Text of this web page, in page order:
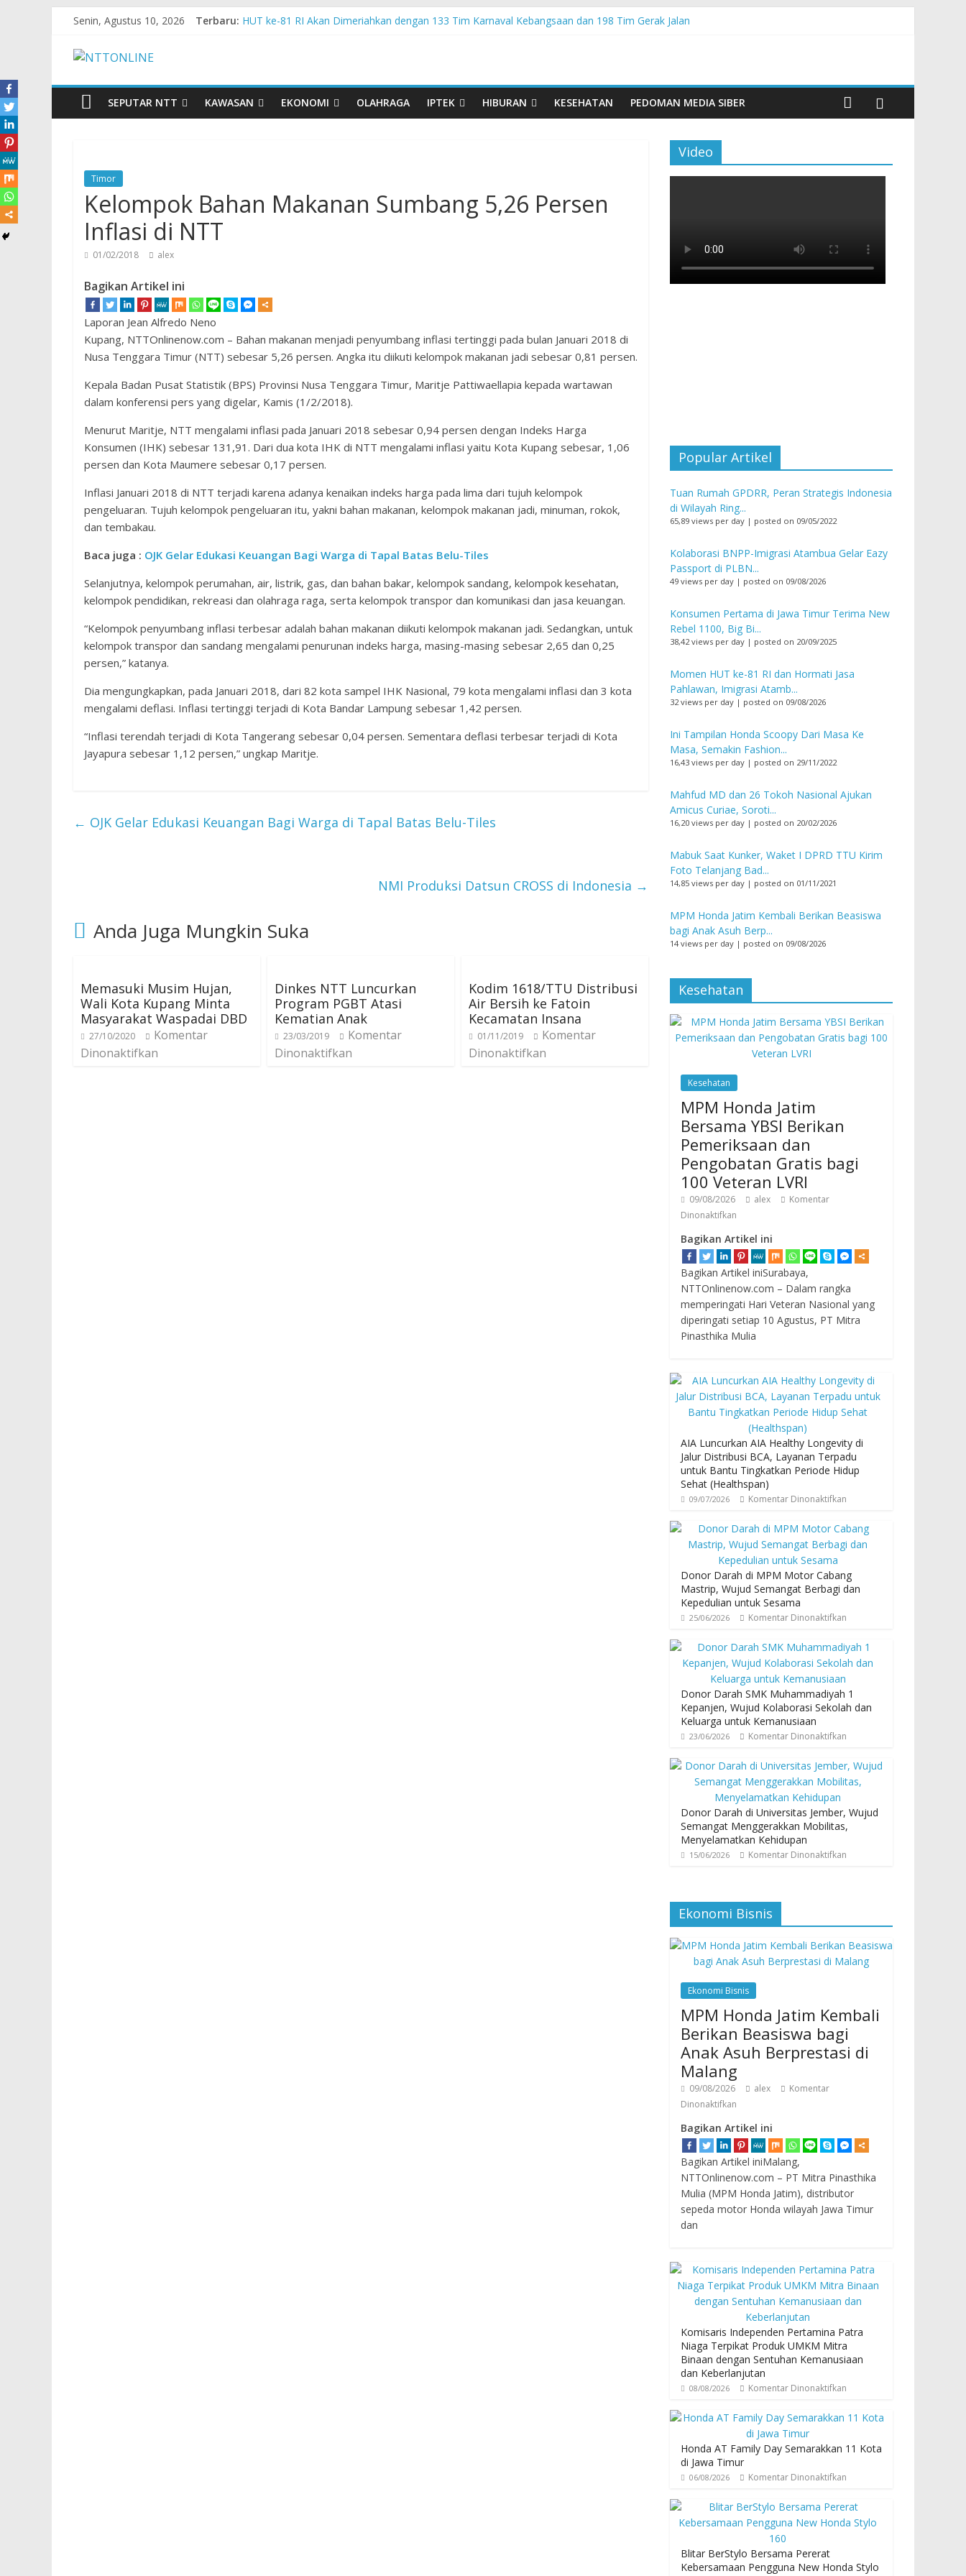
Senin, Agustus 10, 2026 Terbaru: HUT ke-81 RI Akan Dimeriahkan dengan 133 Tim Karnaval Kebangsaan dan 198 Tim Gerak Jalan
Cross Border, Belu Garda Terdepan NKRI, Harus Jadi Pusat Pertumbuhan Pariwisata
SEPUTAR NTT
KAWASAN EKONOMI OLAHRAGA IPTEK HIBURAN KESEHATAN PEDOMAN MEDIA SIBER
Timor
Kelompok Bahan Makanan Sumbang 5,26 Persen
Inflasi di NTT
01/02/2018 alex
Bagikan Artikel ini
Laporan Jean Alfredo Neno
Kupang, NTTOnlinenow.com – Bahan makanan menjadi penyumbang inflasi tertinggi pada bulan Januari 2018 di
Nusa Tenggara Timur (NTT) sebesar 5,26 persen. Angka itu diikuti kelompok makanan jadi sebesar 0,81 persen.
Kepala Badan Pusat Statistik (BPS) Provinsi Nusa Tenggara Timur, Maritje Pattiwaellapia kepada wartawan
dalam konferensi pers yang digelar, Kamis (1/2/2018).
Menurut Maritje, NTT mengalami inflasi pada Januari 2018 sebesar 0,94 persen dengan Indeks Harga
Konsumen (IHK) sebesar 131,91. Dari dua kota IHK di NTT mengalami inflasi yaitu Kota Kupang sebesar, 1,06
persen dan Kota Maumere sebesar 0,17 persen.
Inflasi Januari 2018 di NTT terjadi karena adanya kenaikan indeks harga pada lima dari tujuh kelompok
pengeluaran. Tujuh kelompok pengeluaran itu, yakni bahan makanan, kelompok makanan jadi, minuman, rokok,
dan tembakau.
Baca juga : OJK Gelar Edukasi Keuangan Bagi Warga di Tapal Batas Belu-Tiles
Selanjutnya, kelompok perumahan, air, listrik, gas, dan bahan bakar, kelompok sandang, kelompok kesehatan,
kelompok pendidikan, rekreasi dan olahraga raga, serta kelompok transpor dan komunikasi dan jasa keuangan.
“Kelompok penyumbang inflasi terbesar adalah bahan makanan diikuti kelompok makanan jadi. Sedangkan, untuk
kelompok transpor dan sandang mengalami penurunan indeks harga, masing-masing sebesar 2,65 dan 0,25
persen,” katanya.
Dia mengungkapkan, pada Januari 2018, dari 82 kota sampel IHK Nasional, 79 kota mengalami inflasi dan 3 kota
mengalami deflasi. Inflasi tertinggi terjadi di Kota Bandar Lampung sebesar 1,42 persen.
“Inflasi terendah terjadi di Kota Tangerang sebesar 0,04 persen. Sementara deflasi terbesar terjadi di Kota
Jayapura sebesar 1,12 persen,” ungkap Maritje.
← OJK Gelar Edukasi Keuangan Bagi Warga di Tapal Batas Belu-Tiles
NMI Produksi Datsun CROSS di Indonesia →
Anda Juga Mungkin Suka
Memasuki Musim Hujan,
Wali Kota Kupang Minta
Masyarakat Waspadai DBD
27/10/2020
Komentar
Dinonaktifkan
Dinkes NTT Luncurkan
Program PGBT Atasi
Kematian Anak
23/03/2019
Komentar
Dinonaktifkan
Kodim 1618/TTU Distribusi
Air Bersih ke Fatoin
Kecamatan Insana
01/11/2019
Komentar
Dinonaktifkan
Video
Popular Artikel
Tuan Rumah GPDRR, Peran Strategis Indonesia
di Wilayah Ring...
65,89 views per day | posted on 09/05/2022
Kolaborasi BNPP-Imigrasi Atambua Gelar Eazy
Passport di PLBN...
49 views per day | posted on 09/08/2026
Konsumen Pertama di Jawa Timur Terima New
Rebel 1100, Big Bi...
38,42 views per day | posted on 20/09/2025
Momen HUT ke-81 RI dan Hormati Jasa
Pahlawan, Imigrasi Atamb...
32 views per day | posted on 09/08/2026
Ini Tampilan Honda Scoopy Dari Masa Ke
Masa, Semakin Fashion...
16,43 views per day | posted on 29/11/2022
Mahfud MD dan 26 Tokoh Nasional Ajukan
Amicus Curiae, Soroti...
16,20 views per day | posted on 20/02/2026
Mabuk Saat Kunker, Waket I DPRD TTU Kirim
Foto Telanjang Bad...
14,85 views per day | posted on 01/11/2021
MPM Honda Jatim Kembali Berikan Beasiswa
bagi Anak Asuh Berp...
14 views per day | posted on 09/08/2026
Kesehatan
Kesehatan
MPM Honda Jatim
Bersama YBSI Berikan
Pemeriksaan dan
Pengobatan Gratis bagi
100 Veteran LVRI
09/08/2026 alex
Komentar
Dinonaktifkan
Bagikan Artikel ini
Bagikan Artikel iniSurabaya,
NTTOnlinenow.com – Dalam rangka
memperingati Hari Veteran Nasional yang
diperingati setiap 10 Agustus, PT Mitra
Pinasthika Mulia
AIA Luncurkan AIA Healthy Longevity di
Jalur Distribusi BCA, Layanan Terpadu
untuk Bantu Tingkatkan Periode Hidup
Sehat (Healthspan)
09/07/2026 Komentar Dinonaktifkan
Donor Darah di MPM Motor Cabang
Mastrip, Wujud Semangat Berbagi dan
Kepedulian untuk Sesama
25/06/2026 Komentar Dinonaktifkan
Donor Darah SMK Muhammadiyah 1
Kepanjen, Wujud Kolaborasi Sekolah dan
Keluarga untuk Kemanusiaan
23/06/2026 Komentar Dinonaktifkan
Donor Darah di Universitas Jember, Wujud
Semangat Menggerakkan Mobilitas,
Menyelamatkan Kehidupan
15/06/2026 Komentar Dinonaktifkan
Ekonomi Bisnis
Ekonomi Bisnis
MPM Honda Jatim Kembali
Berikan Beasiswa bagi
Anak Asuh Berprestasi di
Malang
09/08/2026 alex
Komentar
Dinonaktifkan
Bagikan Artikel ini
Bagikan Artikel iniMalang,
NTTOnlinenow.com – PT Mitra Pinasthika
Mulia (MPM Honda Jatim), distributor
sepeda motor Honda wilayah Jawa Timur
dan
Komisaris Independen Pertamina Patra
Niaga Terpikat Produk UMKM Mitra
Binaan dengan Sentuhan Kemanusiaan
dan Keberlanjutan
08/08/2026 Komentar Dinonaktifkan
Honda AT Family Day Semarakkan 11 Kota
di Jawa Timur
06/08/2026 Komentar Dinonaktifkan
Blitar BerStylo Bersama Pererat
Kebersamaan Pengguna New Honda Stylo